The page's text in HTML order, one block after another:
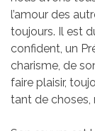
l’amour des
toujours. Il est
confident, un
charisme, de
faire plaisir,
tant de choses,